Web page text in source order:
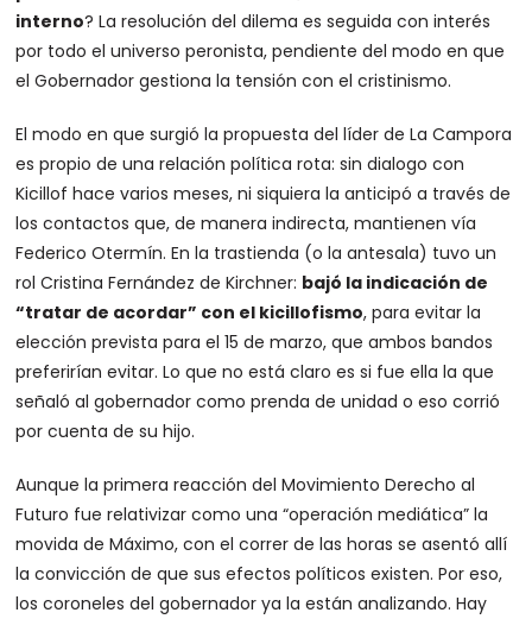
interno? La resolución del dilema es seguida con interés
por todo el universo peronista, pendiente del modo en que
el Gobernador gestiona la tensión con el cristinismo.
El modo en que surgió la propuesta del líder de La Campora
es propio de una relación política rota: sin dialogo con
Kicillof hace varios meses, ni siquiera la anticipó a través de
los contactos que, de manera indirecta, mantienen vía
Federico Otermín. En la trastienda (o la antesala) tuvo un
rol Cristina Fernández de Kirchner: bajó la indicación de
“tratar de acordar” con el kicillofismo, para evitar la
elección prevista para el 15 de marzo, que ambos bandos
preferirían evitar. Lo que no está claro es si fue ella la que
señaló al gobernador como prenda de unidad o eso corrió
por cuenta de su hijo.
Aunque la primera reacción del Movimiento Derecho al
Futuro fue relativizar como una “operación mediática” la
movida de Máximo, con el correr de las horas se asentó allí
la convicción de que sus efectos políticos existen. Por eso,
los coroneles del gobernador ya la están analizando. Hay